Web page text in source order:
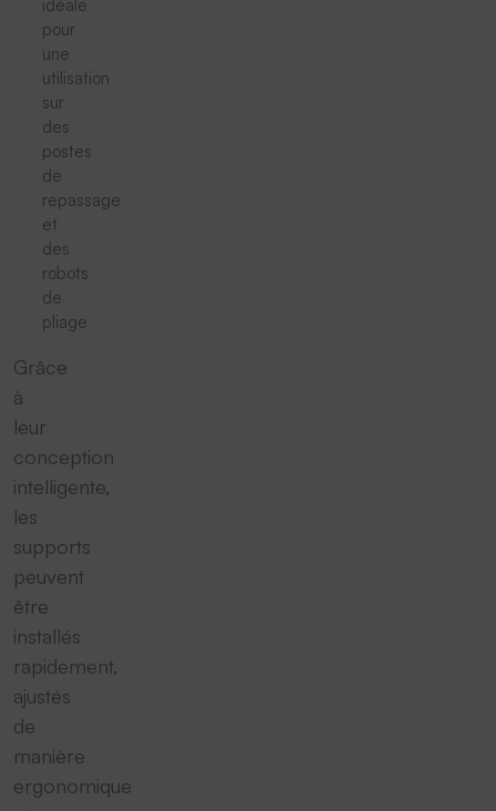
idéale
pour
une
utilisation
sur
des
postes
de
repassage
et
des
robots
de
pliage
Grâce
à
leur
conception
intelligente,
les
supports
peuvent
être
installés
rapidement,
ajustés
de
manière
ergonomique